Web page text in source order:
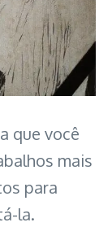
que você
mais
para
la.